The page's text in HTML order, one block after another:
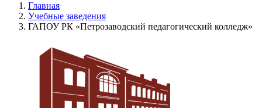
Главная
Учебные заведения
ГАПОУ РК «Петрозаводский педагогический колледж»